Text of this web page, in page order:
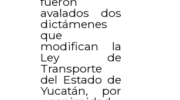
avalados dos
dictámenes
que
modifican la
Ley de
Transporte
del Estado de
Yucatán, por